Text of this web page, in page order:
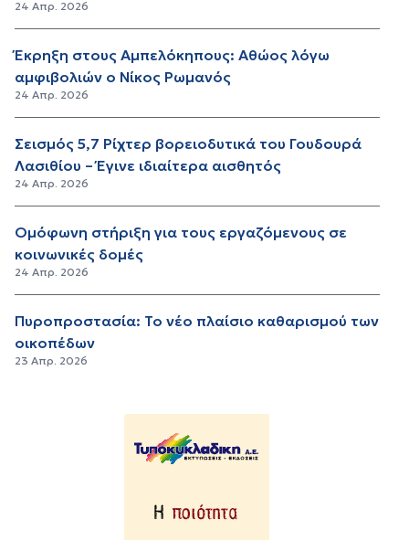
24 Απρ. 2026
Έκρηξη στους Αμπελόκηπους: Αθώος λόγω
αμφιβολιών ο Νίκος Ρωμανός
24 Απρ. 2026
Σεισμός 5,7 Ρίχτερ βορειοδυτικά του Γουδουρά
Λασιθίου – Έγινε ιδιαίτερα αισθητός
24 Απρ. 2026
Ομόφωνη στήριξη για τους εργαζόμενους σε
κοινωνικές δομές
24 Απρ. 2026
Πυροπροστασία: Το νέο πλαίσιο καθαρισμού των
οικοπέδων
23 Απρ. 2026